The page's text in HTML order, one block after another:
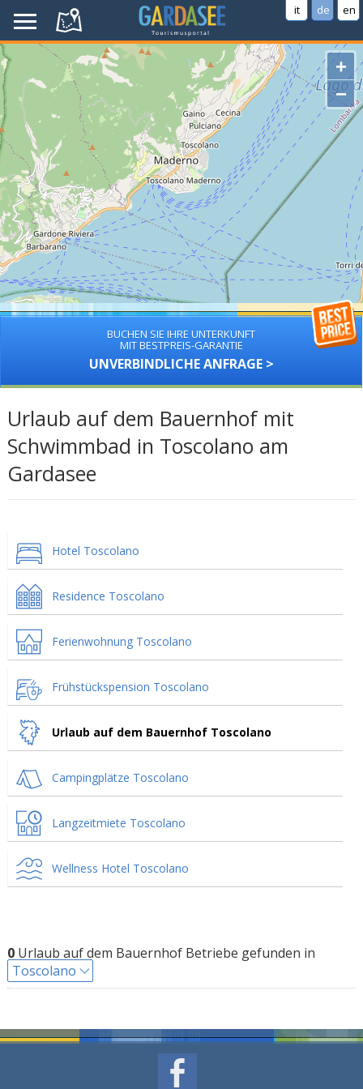
it de en
+
−
BUCHEN SIE IHRE UNTERKUNFT
MIT BESTPREIS-GARANTIE
UNVERBINDLICHE ANFRAGE >
Urlaub auf dem Bauernhof mit
Schwimmbad in Toscolano am
Gardasee
Hotel Toscolano
Residence Toscolano
Ferienwohnung Toscolano
Frühstückspension Toscolano
Urlaub auf dem Bauernhof Toscolano
Campingplätze Toscolano
Langzeitmiete Toscolano
Wellness Hotel Toscolano
0Urlaub auf dem Bauernhof Betriebe gefunden in
Toscolano